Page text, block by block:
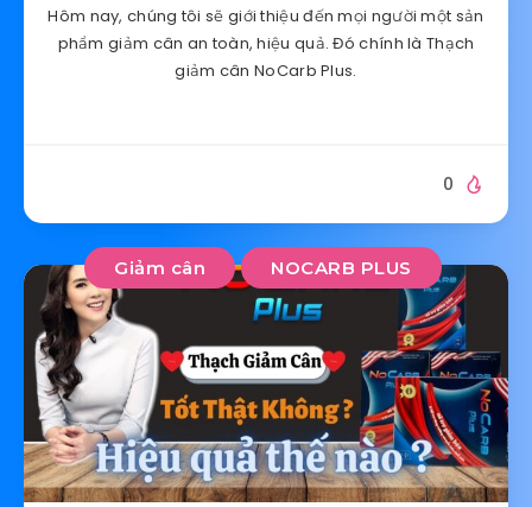
Hôm nay, chúng tôi sẽ giới thiệu đến mọi người một sản
phẩm giảm cân an toàn, hiệu quả. Đó chính là Thạch
giảm cân NoCarb Plus.
0
Giảm cân NOCARB PLUS